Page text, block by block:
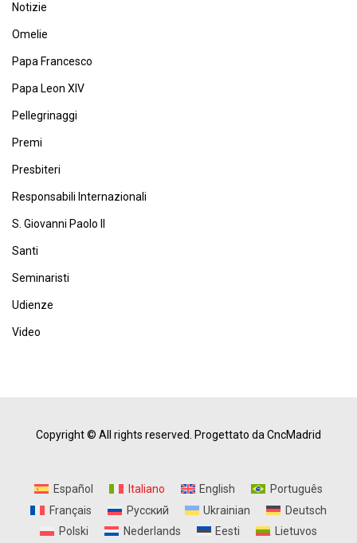
Notizie
Omelie
Papa Francesco
Papa Leon XIV
Pellegrinaggi
Premi
Presbiteri
Responsabili Internazionali
S. Giovanni Paolo II
Santi
Seminaristi
Udienze
Video
Copyright © All rights reserved. Progettato da CncMadrid
Español Italiano English
Português
Français
Русский Ukrainian
Deutsch
Polski
Nederlands Eesti Lietuvos